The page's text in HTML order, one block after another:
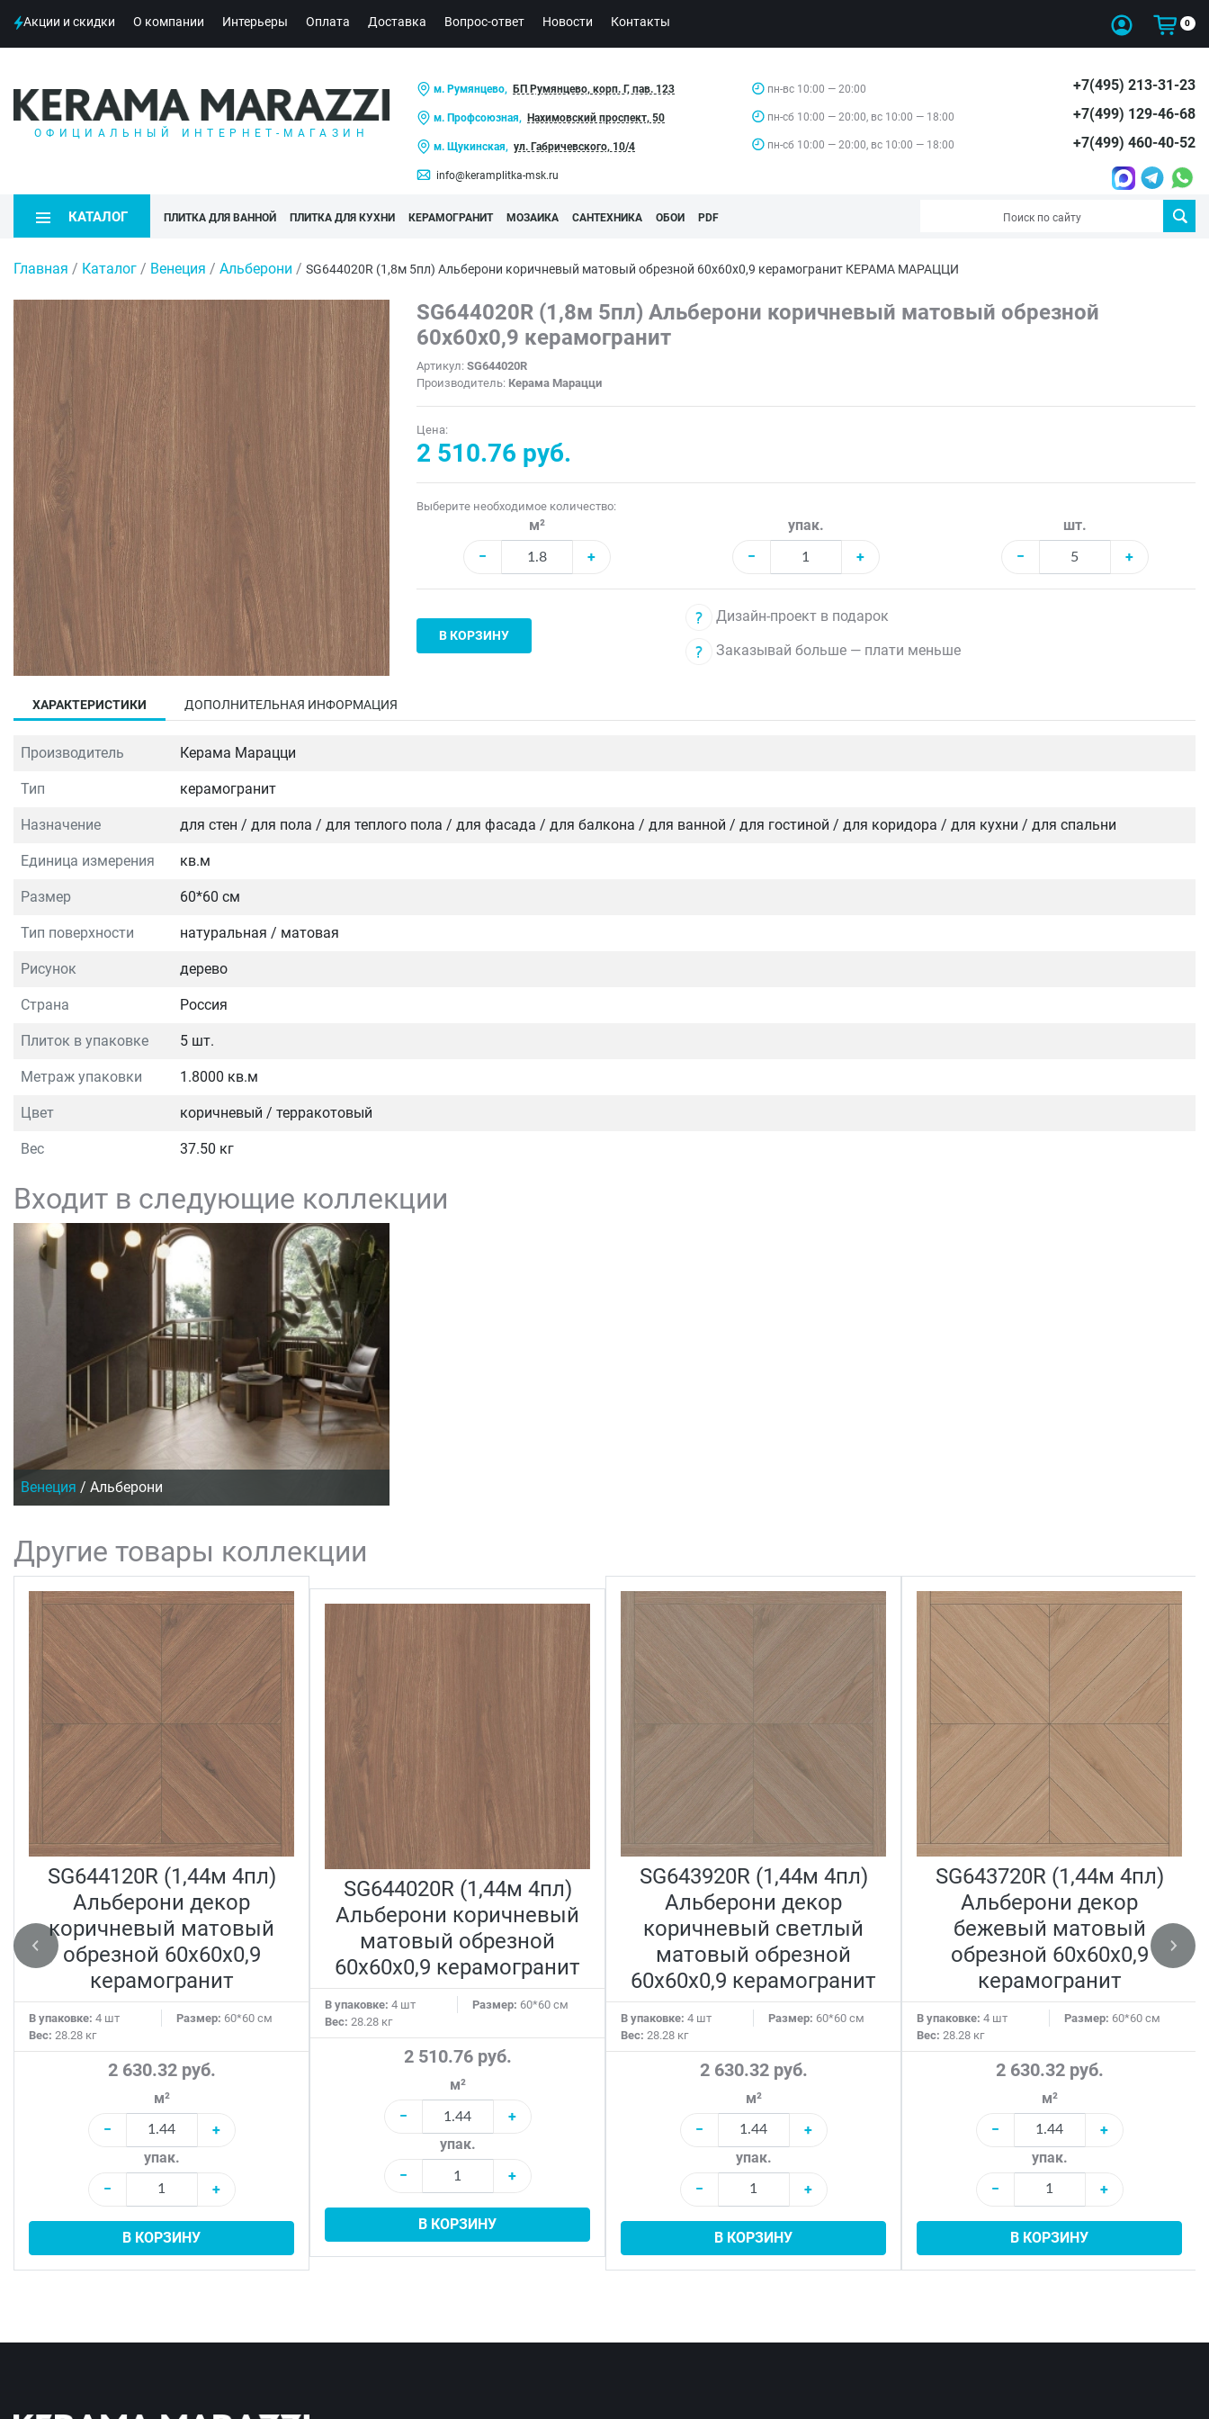
Акции и скидки О компании Интерьеры Оплата Доставка Вопрос-ответ Новости Контакты 0
ОФИЦИАЛЬНЫЙ ИНТЕРНЕТ-МАГАЗИН
м. Румянцево, БП Румянцево, корп. Г, пав. 123
м. Профсоюзная, Нахимовский проспект, 50
м. Щукинская, ул. Габричевского, 10/4
info@keramplitka-msk.ru
пн-вс 10:00 — 20:00
пн-сб 10:00 — 20:00, вс 10:00 — 18:00
пн-сб 10:00 — 20:00, вс 10:00 — 18:00
+7(495) 213-31-23
+7(499) 129-46-68
+7(499) 460-40-52
КАТАЛОГ ПЛИТКА ДЛЯ ВАННОЙ ПЛИТКА ДЛЯ КУХНИ КЕРАМОГРАНИТ МОЗАИКА САНТЕХНИКА ОБОИ PDF
Главная / Каталог / Венеция / Альберони / SG644020R (1,8м 5пл) Альберони коричневый матовый обрезной 60x60x0,9 керамогранит КЕРАМА МАРАЦЦИ
SG644020R (1,8м 5пл) Альберони коричневый матовый обрезной
60x60x0,9 керамогранит
Артикул: SG644020R
Производитель: Керама Марацци
Цена:
2 510.76 руб.
Выберите необходимое количество:
м²
−
+
упак.
−
+
шт.
−
+
В КОРЗИНУ
Дизайн-проект в подарок
Заказывай больше — плати меньше
ХАРАКТЕРИСТИКИ ДОПОЛНИТЕЛЬНАЯ ИНФОРМАЦИЯ
Производитель Керама Марацци
Тип керамогранит
Назначение для стен / для пола / для теплого пола / для фасада / для балкона / для ванной / для гостиной / для коридора / для кухни / для спальни
Единица измерения кв.м
Размер 60*60 см
Тип поверхности натуральная / матовая
Рисунок дерево
Страна Россия
Плиток в упаковке 5 шт.
Метраж упаковки 1.8000 кв.м
Цвет коричневый / терракотовый
Вес 37.50 кг
Входит в следующие коллекции
Венеция / Альберони
Другие товары коллекции
SG644120R (1,44м 4пл)
Альберони декор
коричневый матовый
обрезной 60x60x0,9
керамогранит
В упаковке: 4 шт Размер: 60*60 см
Вес: 28.28 кг
2 630.32 руб.
м²
−
+
упак.
−
+
В КОРЗИНУ
SG644020R (1,44м 4пл)
Альберони коричневый
матовый обрезной
60x60x0,9 керамогранит
В упаковке: 4 шт Размер: 60*60 см
Вес: 28.28 кг
2 510.76 руб.
м²
−
+
упак.
−
+
В КОРЗИНУ
SG643920R (1,44м 4пл)
Альберони декор
коричневый светлый
матовый обрезной
60x60x0,9 керамогранит
В упаковке: 4 шт Размер: 60*60 см
Вес: 28.28 кг
2 630.32 руб.
м²
−
+
упак.
−
+
В КОРЗИНУ
SG643720R (1,44м 4пл)
Альберони декор
бежевый матовый
обрезной 60x60x0,9
керамогранит
В упаковке: 4 шт Размер: 60*60 см
Вес: 28.28 кг
2 630.32 руб.
м²
−
+
упак.
−
+
В КОРЗИНУ